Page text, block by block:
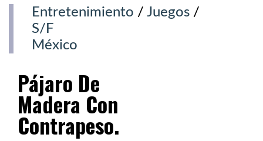
Entretenimiento / Juegos /
S/F
México
Pájaro De
Madera Con
Contrapeso.